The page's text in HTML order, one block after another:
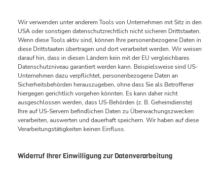
Wir verwenden unter anderem Tools von Unternehmen mit Sitz in den
USA oder sonstigen datenschutzrechtlich nicht sicheren Drittstaaten.
Wenn diese Tools aktiv sind, können Ihre personenbezogene Daten in
diese Drittstaaten übertragen und dort verarbeitet werden. Wir weisen
darauf hin, dass in diesen Ländern kein mit der EU vergleichbares
Datenschutzniveau garantiert werden kann. Beispielsweise sind US-
Unternehmen dazu verpflichtet, personenbezogene Daten an
Sicherheitsbehörden herauszugeben, ohne dass Sie als Betroffener
hiergegen gerichtlich vorgehen könnten. Es kann daher nicht
ausgeschlossen werden, dass US-Behörden (z. B. Geheimdienste)
Ihre auf US-Servern befindlichen Daten zu Überwachungszwecken
verarbeiten, auswerten und dauerhaft speichern. Wir haben auf diese
Verarbeitungstätigkeiten keinen Einfluss.
Widerruf Ihrer Einwilligung zur Datenverarbeitung